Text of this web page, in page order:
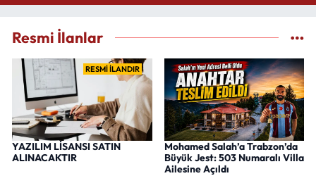
Resmi İlanlar
RESMİ İLANDIR
YAZILIM LİSANSI SATIN
ALINACAKTIR
Mohamed Salah’a Trabzon’da
Büyük Jest: 503 Numaralı Villa
Ailesine Açıldı